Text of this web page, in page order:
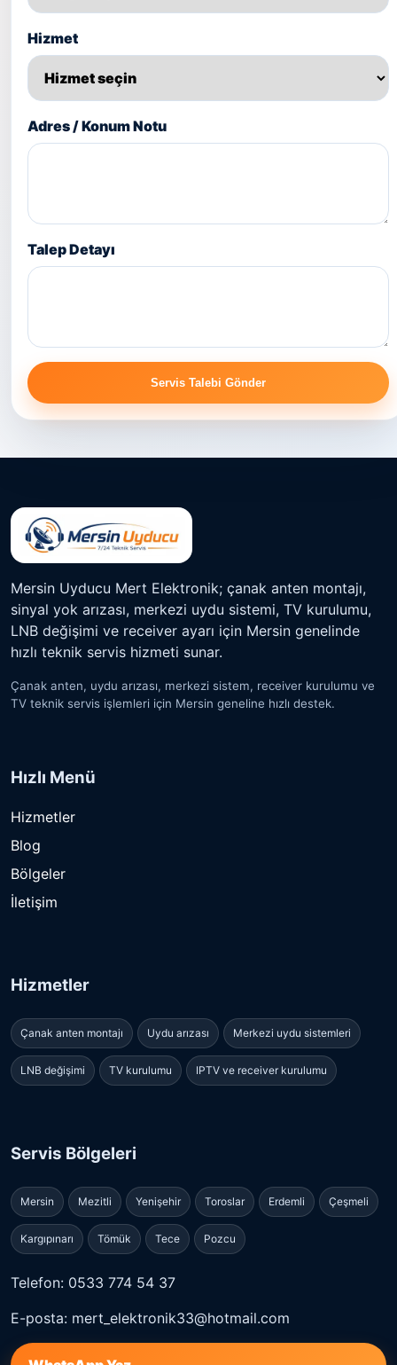
Hizmet
Adres / Konum Notu
Talep Detayı
Servis Talebi Gönder
Mersin Uyducu Mert Elektronik; çanak anten montajı,
sinyal yok arızası, merkezi uydu sistemi, TV kurulumu,
LNB değişimi ve receiver ayarı için Mersin genelinde
hızlı teknik servis hizmeti sunar.
Çanak anten, uydu arızası, merkezi sistem, receiver kurulumu ve
TV teknik servis işlemleri için Mersin geneline hızlı destek.
Hızlı Menü
Hizmetler
Blog
Bölgeler
İletişim
Hizmetler
Çanak anten montajı Uydu arızası Merkezi uydu sistemleri
LNB değişimi TV kurulumu IPTV ve receiver kurulumu
Servis Bölgeleri
Mersin Mezitli Yenişehir Toroslar Erdemli Çeşmeli
Kargıpınarı Tömük Tece Pozcu
Telefon: 0533 774 54 37
E-posta: mert_elektronik33@hotmail.com